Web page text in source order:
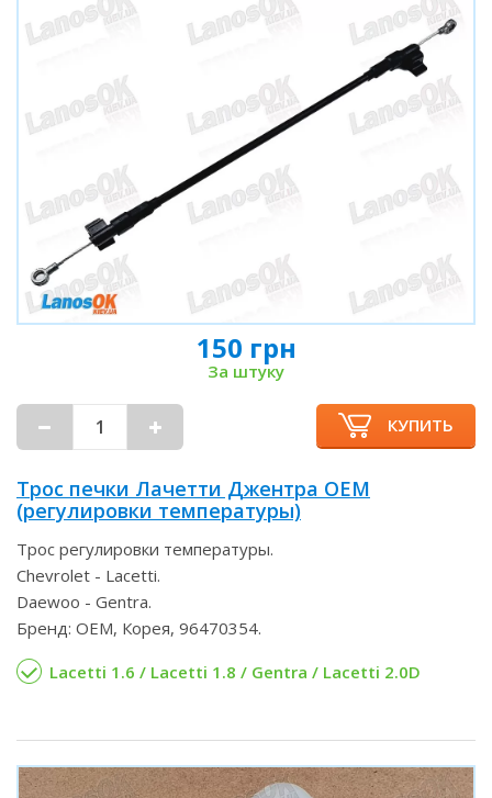
150 грн
За штуку
КУПИТЬ
Трос печки Лачетти Джентра OEM
(регулировки температуры)
Трос регулировки температуры.
Chevrolet - Lacetti.
Daewoo - Gentra.
Бренд: OEM, Корея, 96470354.
Lacetti 1.6 / Lacetti 1.8 / Gentra / Lacetti 2.0D